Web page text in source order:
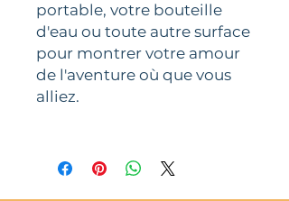
portable, votre bouteille
d'eau ou toute autre surface
pour montrer votre amour
de l'aventure où que vous
alliez.